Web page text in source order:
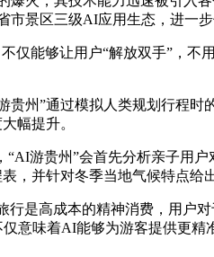
市景区三级AI应用生态，进一
能够让用户“解放双手”，不
州”通过模拟人类规划行程时
幅提升。
游贵州”会首先分析亲子用户
，并针对冬季当地气候特点给
高成本的精神消费，用户对
仅意味着AI能够为游客提供更